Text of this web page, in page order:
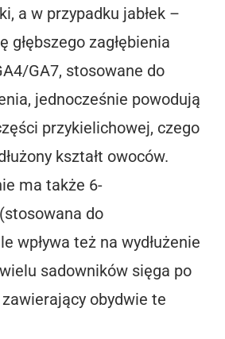
a w przypadku jabłek –
głębszego zagłębienia
GA7, stosowane do
jednocześnie powodują
przykielichowej, czego
kształt owoców.
ma także 6-
do
wpływa też na wydłużenie
sadowników sięga po
obydwie te